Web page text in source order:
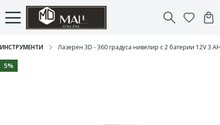
ИНСТРУМЕНТИ Лазерен 3D - 360 градуса нивелир с 2 батерии 12V 3
5%